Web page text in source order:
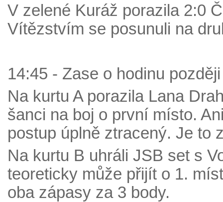
V zelené Kuráž porazila 2:0
Vítězstvím se posunuli na
14:45 - Zase o hodinu
Na kurtu A porazila Lana
šanci na boj o první místo.
postup úplně ztracený. Je to
Na kurtu B uhráli JSB set s
teoreticky může přijít o 1.
oba zápasy za 3 body.